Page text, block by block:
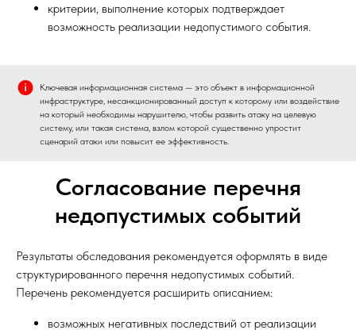
критерии, выполнение которых подтверждает
возможность реализации недопустимого события.
Ключевая информационная система — это объект в информационной
инфраструктуре, несанкционированный доступ к которому или воздействие
на который необходимы нарушителю, чтобы развить атаку на целевую
систему, или такая система, взлом которой существенно упростит
сценарий атаки или повысит ее эффективность.
Согласование перечня
недопустимых событий
Результаты обследования рекомендуется оформлять в виде
структурированного перечня недопустимых событий.
Перечень рекомендуется расширить описанием:
возможных негативных последствий от реализации